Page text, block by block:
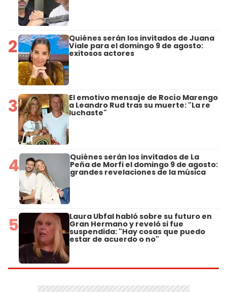
2 Quiénes serán los invitados de Juana
Viale para el domingo 9 de agosto:
exitosos actores
3 El emotivo mensaje de Rocío Marengo
a Leandro Rud tras su muerte: "La re
luchaste"
4 Quiénes serán los invitados de La
Peña de Morfi el domingo 9 de agosto:
grandes revelaciones de la música
5 Laura Ubfal habló sobre su futuro en
Gran Hermano y reveló si fue
suspendida: "Hay cosas que puedo
estar de acuerdo o no"